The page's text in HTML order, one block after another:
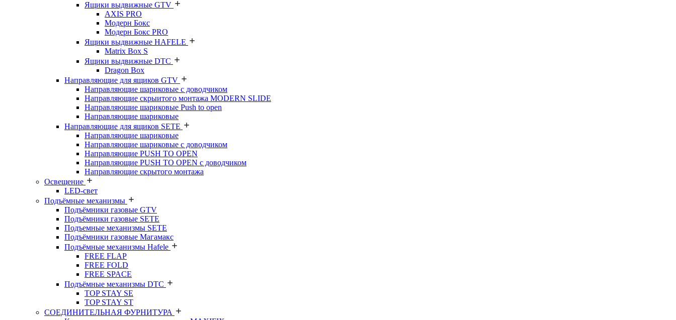
Ящики выдвижные GTV
AXIS PRO
Модерн Бокс
Модерн Бокс PRO
Ящики выдвижные HAFELE
Matrix Box S
Ящики выдвижные DTC
Dragon Box
Направляющие для ящиков GTV
Направляющие шариковые с доводчиком
Направляющие скрыитого монтажа MODERN SLIDE
Направляюшие шариковые Push to open
Направляющие шариковые
Направляющие для ящиков SETE
Направляющие шариковые
Направляющие шариковые с доводчиком
Направляющие PUSH TO OPEN
Направляющие PUSH TO OPEN с доводчиком
Направляющие скрытого монтажа
Освещение
LED-свет
Подъёмные механизмы
Подъёмники газовые GTV
Подъёмники газовые SETE
Подъемные механизмы SETE
Подъёмники газовые Магамакс
Подъёмные механизмы Hafele
FREE FLAP
FREE FOLD
FREE SPACE
Подъёмные механизмы DTC
TOP STAY SE
TOP STAY ST
СОЕДИНИТЕЛЬНАЯ ФУРНИТУРА